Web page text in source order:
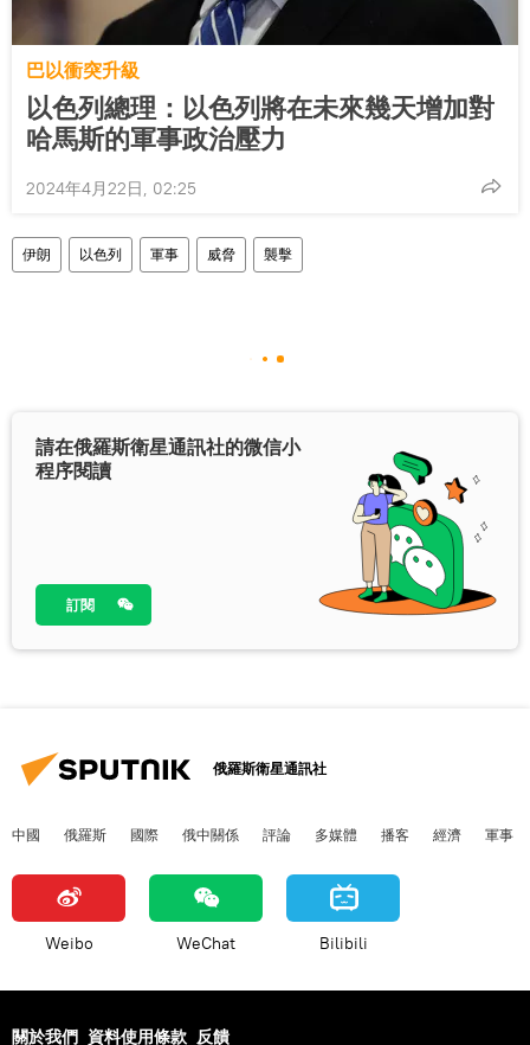
巴以衝突升級
以色列總理：以色列將在未來幾天增加對
哈馬斯的軍事政治壓力
2024年4月22日, 02:25
伊朗 以色列 軍事 威脅 襲擊
請在俄羅斯衛星通訊社的微信小
程序閱讀
訂閱
俄羅斯衛星通訊社
中國 俄羅斯 國際 俄中關係 評論 多媒體 播客 經濟 軍事
Weibo WeChat Bilibili
關於我們 資料使用條款 反饋